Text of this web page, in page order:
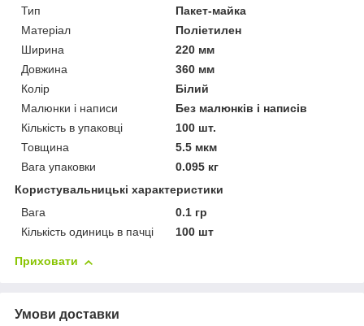
Тип
Пакет-майка
Матеріал
Поліетилен
Ширина
220 мм
Довжина
360 мм
Колір
Білий
Малюнки і написи
Без малюнків і написів
Кількість в упаковці
100 шт.
Товщина
5.5 мкм
Вага упаковки
0.095 кг
Користувальницькі характеристики
Вага
0.1 гр
Кількість одиниць в пачці
100 шт
Приховати
Умови доставки